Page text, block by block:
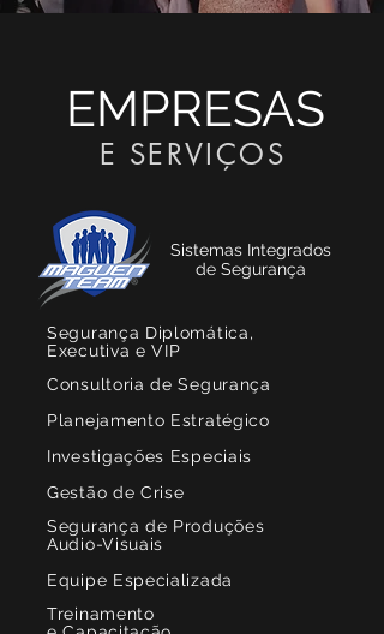
EMPRESAS
E SERVIÇOS
Sistemas Integrados
de Segurança
Segurança Diplomática,
Executiva e VIP​
Consultoria de Segurança
Planejamento Estratégico
Investigações Especiais
Gestão de Crise
Segurança de Produções
Audio-Visuais
Equipe Especializada
Treinamento